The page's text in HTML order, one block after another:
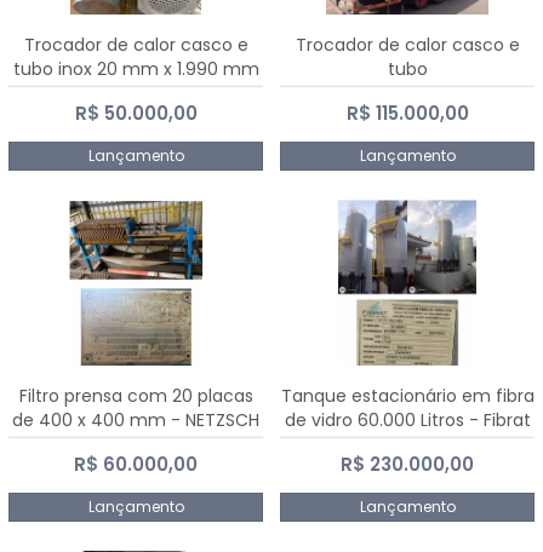
Trocador de calor casco e
tubo inox 20 mm x 1.990 mm
R$ 50.000,00
Lançamento
Trocador de calor casco e
tubo
R$ 115.000,00
Lançamento
Filtro prensa com 20 placas
de 400 x 400 mm - NETZSCH
R$ 60.000,00
Lançamento
Tanque estacionário em fibra
de vidro 60.000 Litros - Fibrat
R$ 230.000,00
Lançamento